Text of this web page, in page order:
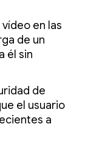
en las
de un
él sin
de
el usuario
a